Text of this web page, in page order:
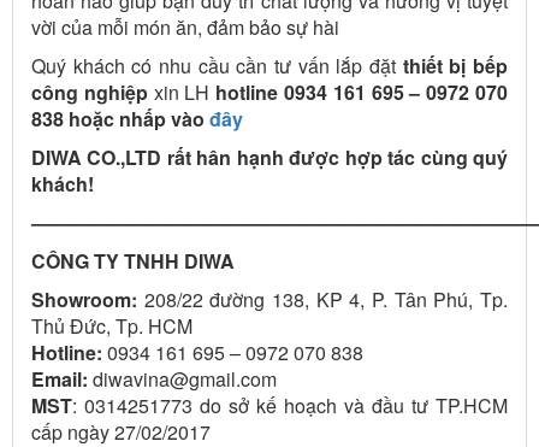
vời của mỗi món ăn, đảm bảo sự hài
Quý khách có nhu cầu cần tư vấn lắp đặt thiết bị bếp
công nghiệp xin LH hotline 0934 161 695 – 0972 070
838 hoặc nhấp vào đây
DIWA CO.,LTD rất hân hạnh được hợp tác cùng quý
khách!
CÔNG TY TNHH DIWA
Showroom: 208/22 đường 138, KP 4, P. Tân Phú, Tp.
Thủ Đức, Tp. HCM
Hotline: 0934 161 695 – 0972 070 838
Email: diwavina@gmail.com
MST: 0314251773 do sở kế hoạch và đầu tư TP.HCM
cấp ngày 27/02/2017